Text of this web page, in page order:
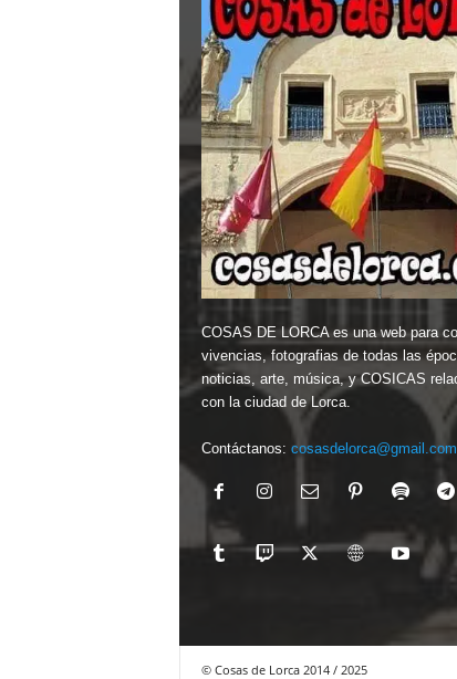
COSAS DE LORCA es una web para
vivencias, fotografias de todas las
noticias, arte, música, y COSICAS
con la ciudad de Lorca.
Contáctanos: cosasdelorca@gmail.com
© Cosas de Lorca 2014 / 2025